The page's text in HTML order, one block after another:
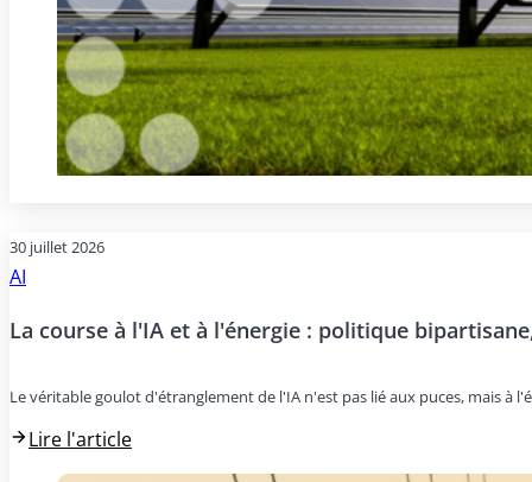
30 juillet 2026
AI
La course à l'IA et à l'énergie : politique
Le véritable goulot d'étranglement de l'IA n'est pas lié aux puces, mais à
Lire l'article